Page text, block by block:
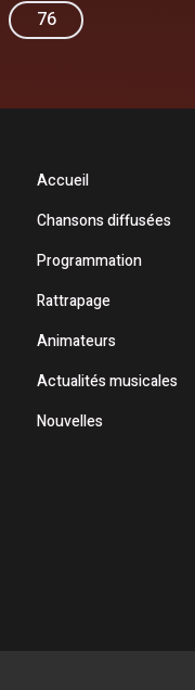
76
Accueil
Chansons diffusées
Programmation
Rattrapage
Animateurs
Actualités musicales
Nouvelles